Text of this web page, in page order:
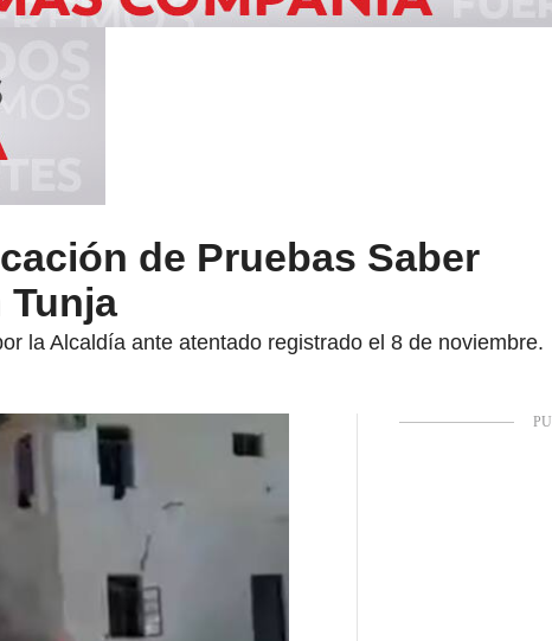
de Pruebas Saber
Tunja
la Alcaldía ante atentado registrado el 8 de noviembre.